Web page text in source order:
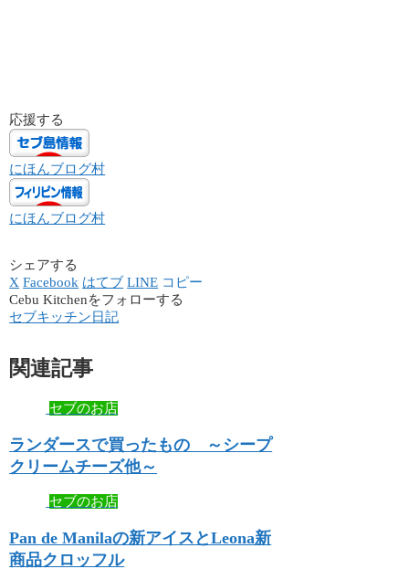
応援する
にほんブログ村
にほんブログ村
シェアする
X Facebook はてブ LINE コピー
Cebu Kitchenをフォローする
セブキッチン日記
関連記事
セブのお店
ランダースで買ったもの ～シープ
クリームチーズ他～
セブのお店
Pan de Manilaの新アイスとLeona新
商品クロッフル